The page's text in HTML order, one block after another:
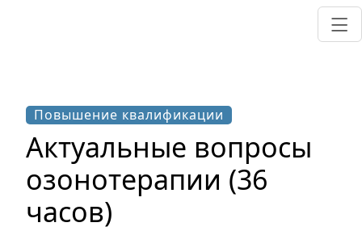
Повышение квалификации
Актуальные вопросы
озонотерапии (36
часов)